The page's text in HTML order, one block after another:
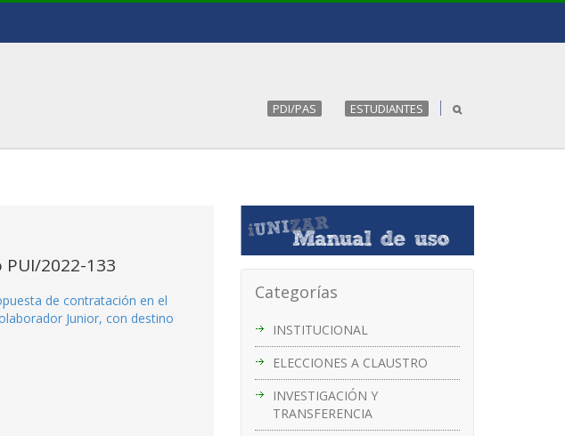
PDI/PAS ESTUDIANTES
Categorías
INSTITUCIONAL
ELECCIONES A CLAUSTRO
INVESTIGACIÓN Y
TRANSFERENCIA
2022-133
de contratación en el
Junior, con destino